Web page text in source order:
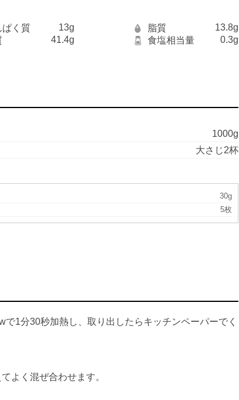
ぱく質 13g 脂質
13.8g
41.4g 食塩相当量 0.3g
1000g
大さじ2杯
30g
5枚
1分30秒加熱し、取り出したらキッチンペーパーでく
よく混ぜ合わせます。